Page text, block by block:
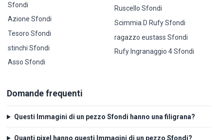
Sfondi
Azione Sfondi
Tesoro Sfondi
stinchi Sfondi
Asso Sfondi
Ruscello Sfondi
Scimmia D Rufy Sfondi
ragazzo eustass Sfondi
Rufy Ingranaggio 4 Sfondi
Domande frequenti
Questi Immagini di un pezzo Sfondi hanno una filigrana?
Quanti pixel hanno questi Immagini di un pezzo Sfondi?